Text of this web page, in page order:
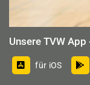
Unsere TVW
für iOS